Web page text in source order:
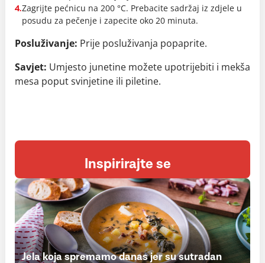
4.Zagrijte pećnicu na 200 °C. Prebacite sadržaj iz zdjele u
posudu za pečenje i zapecite oko 20 minuta.
Posluživanje: Prije posluživanja popaprite.
Savjet: Umjesto junetine možete upotrijebiti i mekša
mesa poput svinjetine ili piletine.
Inspirirajte se
Jela koja spremamo danas jer su sutradan